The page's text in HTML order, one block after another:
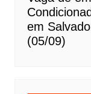
em
(05/09)